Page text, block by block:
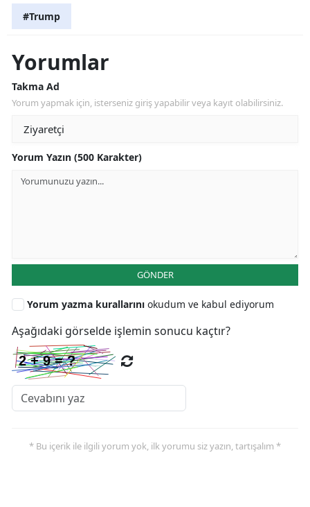
#Trump
Yorumlar
Takma Ad
Yorum yapmak için, isterseniz giriş yapabilir veya kayıt olabilirsiniz.
Yorum Yazın (500 Karakter)
GÖNDER
Yorum yazma kurallarını okudum ve kabul ediyorum
Aşağıdaki görselde işlemin sonucu kaçtır?
* Bu içerik ile ilgili yorum yok, ilk yorumu siz yazın, tartışalım *